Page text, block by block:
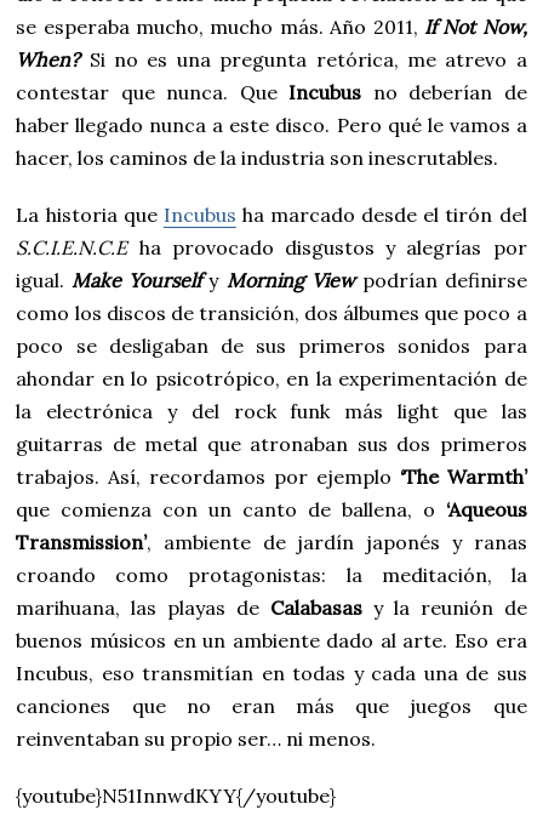
se esperaba mucho, mucho más. Año 2011, If Not Now,
When?Si no es una pregunta retórica, me atrevo a
contestar que nunca. Que Incubus no deberían de
haber llegado nunca a este disco. Pero qué le vamos a
hacer, los caminos de la industria son inescrutables.
La historia que Incubus ha marcado desde el tirón del
S.C.I.E.N.C.E ha provocado disgustos y alegrías por
igual. Make Yourselfy Morning Viewpodrían definirse
como los discos de transición, dos álbumes que poco a
poco se desligaban de sus primeros sonidos para
ahondar en lo psicotrópico, en la experimentación de
la electrónica y del rock funk más light que las
guitarras de metal que atronaban sus dos primeros
trabajos. Así, recordamos por ejemplo ‘The Warmth’
que comienza con un canto de ballena, o ‘Aqueous
Transmission’, ambiente de jardín japonés y ranas
croando como protagonistas: la meditación, la
marihuana, las playas de Calabasas y la reunión de
buenos músicos en un ambiente dado al arte. Eso era
Incubus, eso transmitían en todas y cada una de sus
canciones que no eran más que juegos que
reinventaban su propio ser… ni menos.
{youtube}N51InnwdKYY{/youtube}